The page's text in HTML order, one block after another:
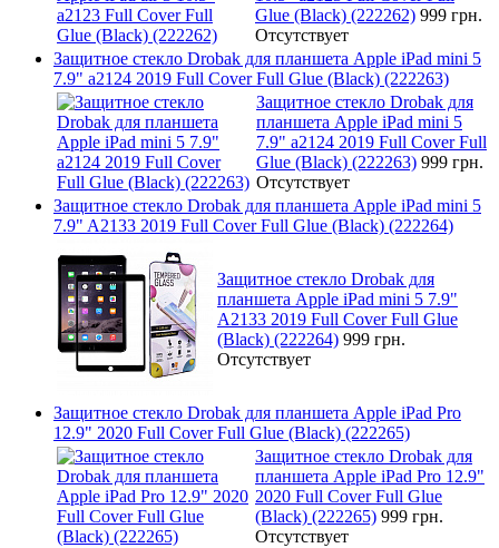
Glue (Black) (222262) 999 грн.
Отсутствует
Защитное стекло Drobak для планшета Apple iPad mini 5
7.9" a2124 2019 Full Cover Full Glue (Black) (222263)
Защитное стекло Drobak для
планшета Apple iPad mini 5
7.9" a2124 2019 Full Cover Full
Glue (Black) (222263) 999 грн.
Отсутствует
Защитное стекло Drobak для планшета Apple iPad mini 5
7.9" A2133 2019 Full Cover Full Glue (Black) (222264)
Защитное стекло Drobak для
планшета Apple iPad mini 5 7.9"
A2133 2019 Full Cover Full Glue
(Black) (222264) 999 грн.
Отсутствует
Защитное стекло Drobak для планшета Apple iPad Pro
12.9" 2020 Full Cover Full Glue (Black) (222265)
Защитное стекло Drobak для
планшета Apple iPad Pro 12.9"
2020 Full Cover Full Glue
(Black) (222265) 999 грн.
Отсутствует